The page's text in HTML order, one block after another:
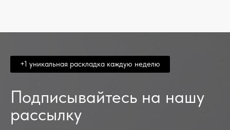
+1 уникальная раскладка каждую неделю
Подписывайтесь на нашу
рассылку